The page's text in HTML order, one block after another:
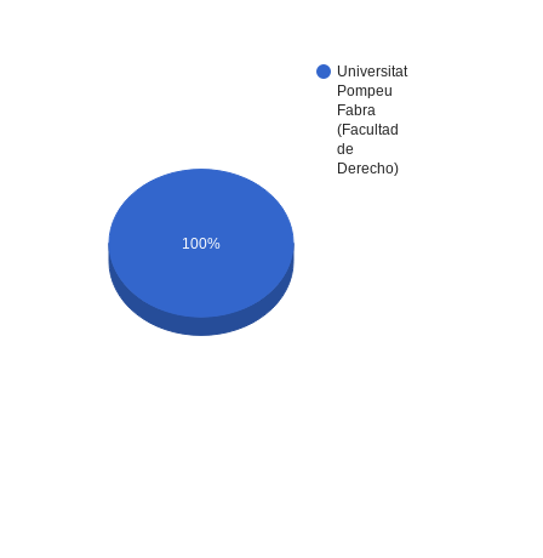
Universitat
Pompeu
Fabra
(Facultad
de
Derecho)
100%